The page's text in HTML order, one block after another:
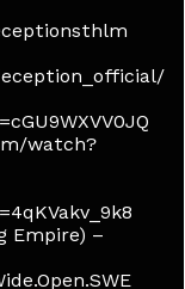
watch?
Empire) –